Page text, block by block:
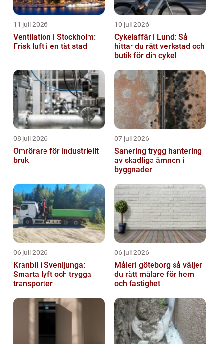
11 juli 2026
Ventilation i Stockholm:
Frisk luft i en tät stad
10 juli 2026
Cykelaffär i Lund: Så
hittar du rätt verkstad och
butik för din cykel
08 juli 2026
Omrörare för industriellt
bruk
07 juli 2026
Sanering trygg hantering
av skadliga ämnen i
byggnader
06 juli 2026
Kranbil i Svenljunga:
Smarta lyft och trygga
transporter
06 juli 2026
Måleri göteborg så väljer
du rätt målare för hem
och fastighet